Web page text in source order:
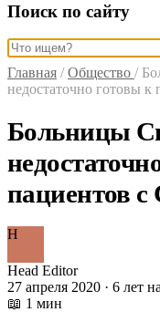
Поиск по сайту
Главная / Общество /
недостаточно готовы
Больницы
пациентов
H
Head Editor
27 апреля 2020 · 6 лет
📖 1 мин